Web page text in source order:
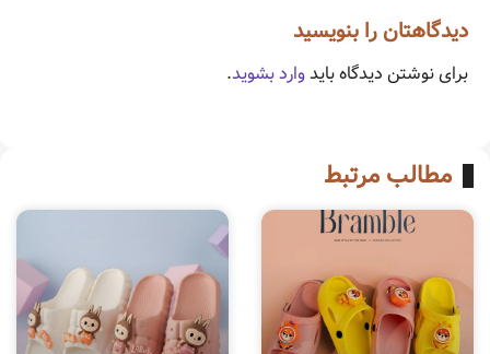
دیدگاهتان را بنویسید
برای نوشتن دیدگاه بایدوارد بشوید.
مطالب مرتبط